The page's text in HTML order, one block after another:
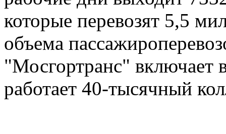
которые перевозят 5,5
объема
"Мосгортранс" включает
работает 40-тысячный